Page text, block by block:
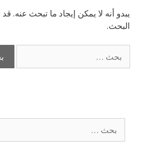
يبدو أنه لا يمكن إيجاد ما تبحث عنه.
البحث.